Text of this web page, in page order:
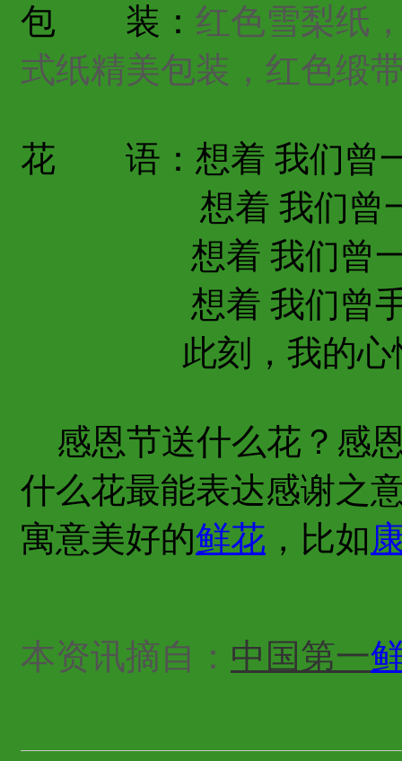
包 装： 红色雪梨纸
式纸精美包装，红色缎
花 语：想着 我
想着 我们曾一
想着 我们曾一起
想着 我们曾手牵
此刻，我的心情
感恩节送什么花？感
什么花最能表达感谢之
寓意美好的鲜花 ，比如
本资讯摘自： 中国第一